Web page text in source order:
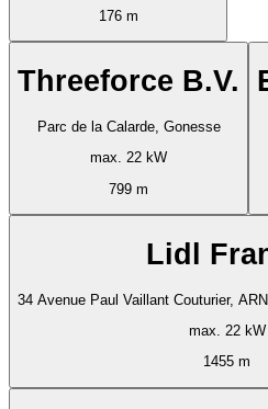
176 m
Threeforce B.V.
Parc de la Calarde, Gonesse
max. 22 kW
799 m
Lidl
34 Avenue Paul Vaillant Couturier,
max. 22 kW
1455 m